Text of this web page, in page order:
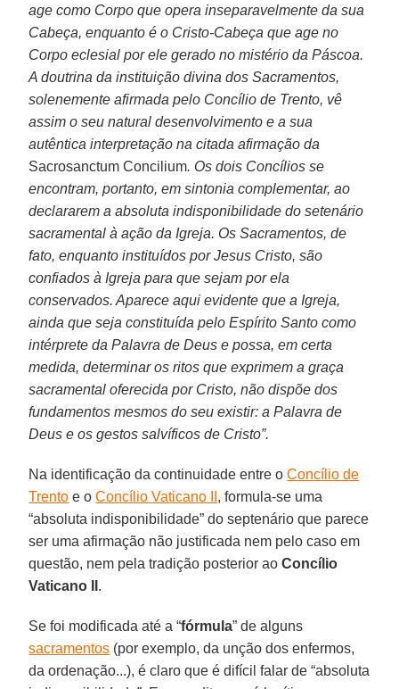
age como Corpo que opera inseparavelmente da sua
Cabeça, enquanto é o Cristo-Cabeça que age no
Corpo eclesial por ele gerado no mistério da Páscoa.
A doutrina da instituição divina dos Sacramentos,
solenemente afirmada pelo Concílio de Trento, vê
assim o seu natural desenvolvimento e a sua
autêntica interpretação na citada afirmação da
Sacrosanctum Concilium. Os dois Concílios se
encontram, portanto, em sintonia complementar, ao
declararem a absoluta indisponibilidade do setenário
sacramental à ação da Igreja. Os Sacramentos, de
fato, enquanto instituídos por Jesus Cristo, são
confiados à Igreja para que sejam por ela
conservados. Aparece aqui evidente que a Igreja,
ainda que seja constituída pelo Espírito Santo como
intérprete da Palavra de Deus e possa, em certa
medida, determinar os ritos que exprimem a graça
sacramental oferecida por Cristo, não dispõe dos
fundamentos mesmos do seu existir: a Palavra de
Deus e os gestos salvíficos de Cristo”.
Na identificação da continuidade entre oConcílio de
Trento e oConcílio Vaticano II , formula-se uma
“absoluta indisponibilidade” do septenário que parece
ser uma afirmação não justificada nem pelo caso em
questão, nem pela tradição posterior aoConcílio
Vaticano II .
Se foi modificada até a “fórmula” de alguns
sacramentos (por exemplo, da unção dos enfermos,
da ordenação...), é claro que é difícil falar de “absoluta